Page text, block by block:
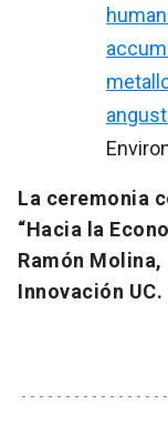
La ceremonia
“Hacia la
Ramón
Innovación UC.